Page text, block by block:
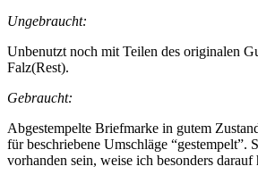
Ungebraucht:
Unbenutzt noch mit Teilen des originalen
Falz(Rest).
Gebraucht:
Abgestempelte Briefmarke in gutem
für beschriebene Umschläge “gestempelt”.
vorhanden sein, weise ich besonders darauf